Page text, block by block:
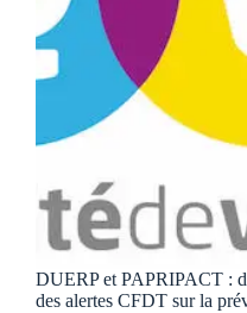
DUERP et PAPRIPACT :
des alertes CFDT sur la